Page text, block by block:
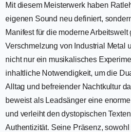
Mit diesem Meisterwerk haben
eigenen Sound neu definiert,
Manifest für die moderne Arbeitswelt
Verschmelzung von Industrial Metal
nicht nur ein musikalisches
inhaltliche Notwendigkeit, um die
Alltag und befreiender Nachtkultur
beweist als Leadsänger eine
und verleiht den dystopischen
Authentizität. Seine Präsenz,